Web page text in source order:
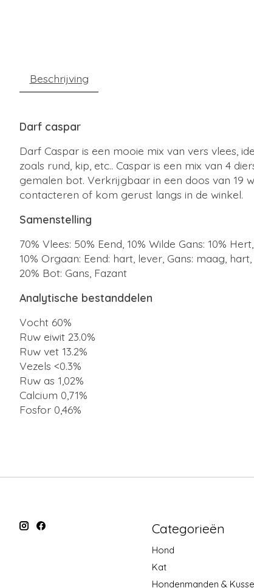
Beschrijving
Darf caspar
Darf Caspar is een mooie mix van vers vlees,
zoals rund, kip, etc.. Caspar is een mix van 4
gemalen bot. Verkrijgbaar in een doos van 19
contacteren of kom gerust langs in de winkel.
Samenstelling
70% Vlees: 50% Eend, 10% Wilde Gans: 10%
10% Orgaan: Eend: hart, lever, Gans: maag,
20% Bot: Gans, Fazant
Analytische bestanddelen
Vocht 60%
Ruw eiwit 23.0%
Ruw vet 13.2%
Vezels <0.3%
Ruw as 1,02%
Calcium 0,71%
Fosfor 0,46%
Categorieën
Hond
Kat
Hondenmanden &